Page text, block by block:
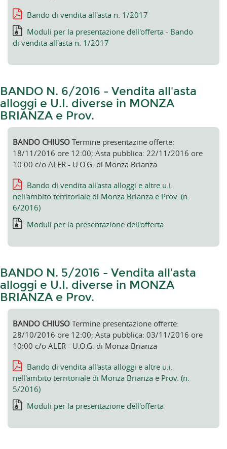
Bando di vendita all'asta n. 1/2017
Moduli per la presentazione dell'offerta - Bando
di vendita all'asta n. 1/2017
BANDO N. 6/2016 - Vendita all'asta
alloggi e U.I. diverse in MONZA
BRIANZA e Prov.
BANDO CHIUSO Termine presentazine offerte:
18/11/2016 ore 12:00; Asta pubblica: 22/11/2016 ore
10:00 c/o ALER - U.O.G. di Monza Brianza
Bando di vendita all'asta alloggi e altre u.i.
nell'ambito territoriale di Monza Brianza e Prov. (n.
6/2016)
Moduli per la presentazione dell'offerta
BANDO N. 5/2016 - Vendita all'asta
alloggi e U.I. diverse in MONZA
BRIANZA e Prov.
BANDO CHIUSO Termine presentazione offerte:
28/10/2016 ore 12:00; Asta pubblica: 03/11/2016 ore
10:00 c/o ALER - U.O.G. di Monza Brianza
Bando di vendita all'asta alloggi e altre u.i.
nell'ambito territoriale di Monza Brianza e Prov. (n.
5/2016)
Moduli per la presentazione dell'offerta